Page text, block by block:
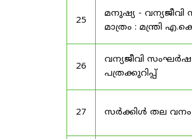
25
മനുഷ്യ -
മാത്രം : മന്ത്രി
26
വന്യജീവി
പത്രക്കുറിപ്പ്
27 സർക്കിൾ തല വനം